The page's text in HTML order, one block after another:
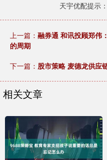
天宇优配提示
上一篇： 融券通 和讯投顾郑伟
的周期
下一篇： 股市策略 麦德龙供应
相关文章